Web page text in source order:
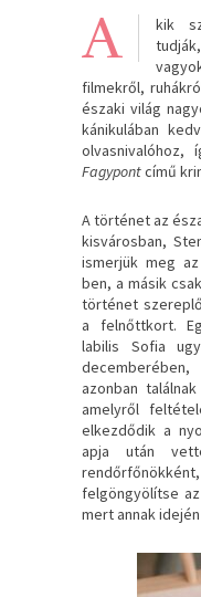
A
kik
filmekről,
északi világ
kánikulában
olvasnivalóhoz,
Fagypontcímű
A történet az
kisvárosban,
ismerjük meg
ben, a másik
történet
a felnőttkort.
labilis Sofia
azonban
amelyről
elkezdődik a
apja után
felgöngyölítse
mert annak